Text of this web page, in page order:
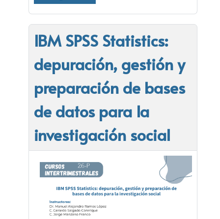
IBM SPSS Statistics:
depuración, gestión y
preparación de bases
de datos para la
investigación social